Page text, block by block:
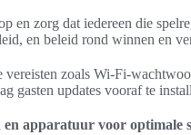
en zorg dat iedereen die
en beleid rond winnen en
vereisten zoals Wi-Fi-
gasten updates vooraf te
en apparatuur voor optimale